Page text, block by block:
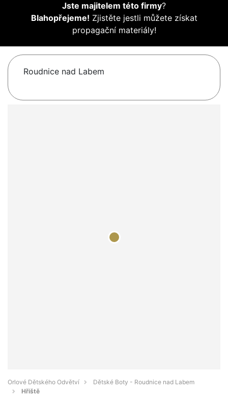
Jste majitelem této firmy?
Blahopřejeme! Zjistěte jestli můžete získat
propagační materiály!
Roudnice nad Labem
Orlové Dětského Odvětví
Dětské Boty - Roudnice nad Labem
Hřiště